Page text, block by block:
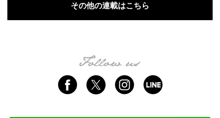
その他の連載はこちら